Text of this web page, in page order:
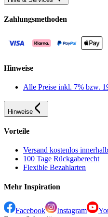
Zahlungsmethoden
Hinweise
Alle Preise inkl. 7% bzw.
Hinweise
Vorteile
Versand kostenlos
100 Tage Rückgaberecht
Flexible Bezahlarten
Mehr Inspiration
Facebook Instagram